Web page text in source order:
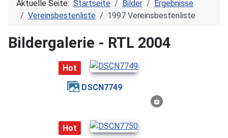
Aktuelle Seite: Startseite Bilder
Ergebnisse
Vereins­bestenliste
1997 Vereinsbestenliste
Bildergalerie - RTL 2004
Hot
DSCN7749
Hot